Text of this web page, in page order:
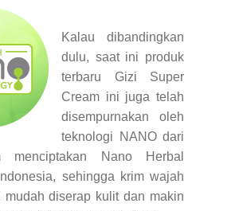
Kalau dibandingkan
dulu, saat ini produk
terbaru Gizi Super
Cream ini juga telah
disempurnakan oleh
teknologi NANO dari
menciptakan Nano Herbal
sehingga krim wajah
diserap kulit dan makin